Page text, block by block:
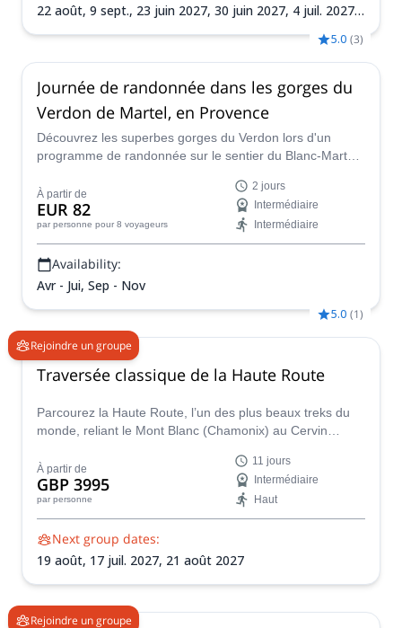
22 août, 9 sept., 23 juin 2027, 30 juin 2027, 4 juil. 2027,
5.0 (3)
Journée de randonnée dans les gorges du
Verdon de Martel, en Provence
Découvrez les superbes gorges du Verdon lors d'un
programme de randonnée sur le sentier du Blanc-Martel,
France. Rejoignez Fabrice, guide de montagne certifié
UIMLA, pour cette excursion fascinante dans l'un des
plus beaux canyons d'Europe !
À partir de
EUR 82
par personne pour 8 voyageurs
2 jours
Intermédiaire
Intermédiaire
Availability:
Avr - Jui, Sep - Nov
Rejoindre un groupe
5.0 (1)
Traversée classique de la Haute Route
Parcourez la Haute Route, l’un des plus beaux treks du
monde, reliant le Mont Blanc (Chamonix) au Cervin
montagne UIMLA.
À partir de
GBP 3995
par personne
11 jours
Intermédiaire
Haut
Next group dates:
19 août, 17 juil. 2027, 21 août 2027
Rejoindre un groupe